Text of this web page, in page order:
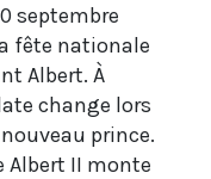
septembre
fête nationale
Albert. À
change lors
prince.
Albert II monte